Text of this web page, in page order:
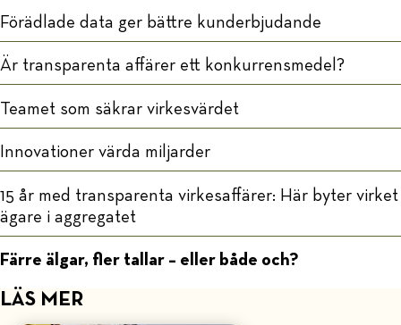
Förädlade data ger bättre kunderbjudande
Är transparenta affärer ett konkurrensmedel?
Teamet som säkrar virkesvärdet
Innovationer värda miljarder
15 år med transparenta virkesaffärer: Här byter virket
ägare i aggregatet
Färre älgar, fler tallar – eller både och?
LÄS MER